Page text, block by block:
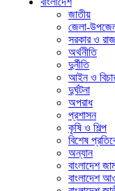
জাতীয়
জেলা-
সরকার ও
অর্থনীতি
দুর্নীতি
আইন ও
দুর্ঘটনা
অপরাধ
প্রশাসন
কৃষি ও শিল্প
বিশেষ
অন্যান
বাংলাদেশ
বাংলাদেশ